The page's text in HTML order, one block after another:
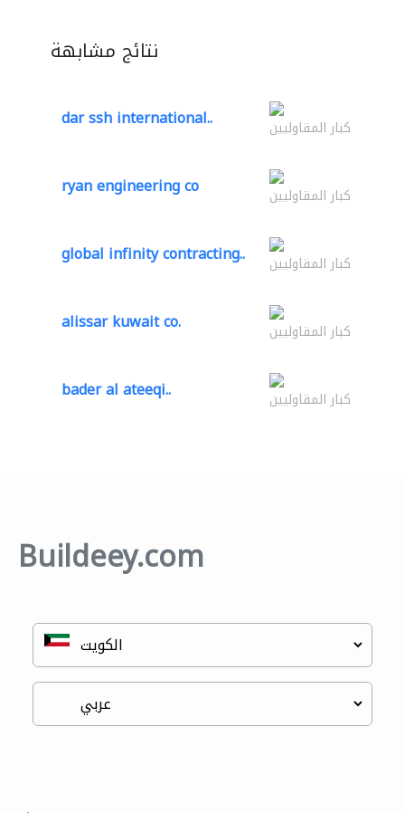
نتائج مشابهة
dar ssh international.. كبار المقاوليين
ryan engineering co كبار المقاوليين
global infinity contracting.. كبار المقاوليين
alissar kuwait co. كبار المقاوليين
bader al ateeqi.. كبار المقاوليين
Buildeey.com